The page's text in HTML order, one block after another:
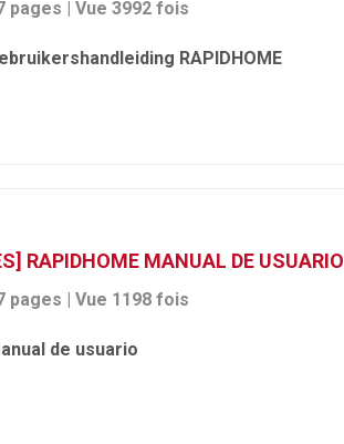
pages | Vue 3992 fois
RAPIDHOME
RAPIDHOME MANUAL DE USUARIO
pages | Vue 1198 fois
de usuario